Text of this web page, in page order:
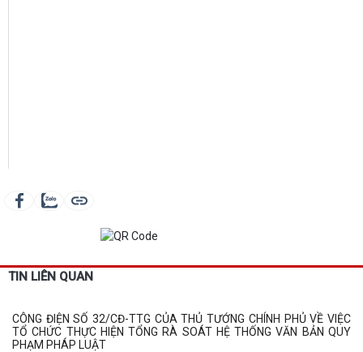
TIN LIÊN QUAN
CÔNG ĐIỆN SỐ 32/CĐ-TTG CỦA THỦ TƯỚNG CHÍNH PHỦ VỀ VIỆC
TỔ CHỨC THỰC HIỆN TỔNG RÀ SOÁT HỆ THỐNG VĂN BẢN QUY
PHẠM PHÁP LUẬT